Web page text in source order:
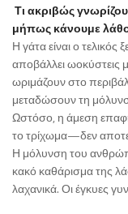
Τι ακριβώς
μήπως κάνουμε
Η γάτα είναι ο τελικός
αποβάλλει ωοκύστεις
ωριμάζουν στο
μεταδώσουν τη
Ωστόσο, η άμεση
το τρίχωμα—δεν
Η μόλυνση του
κακό καθάρισμα της
λαχανικά. Οι έγκυες